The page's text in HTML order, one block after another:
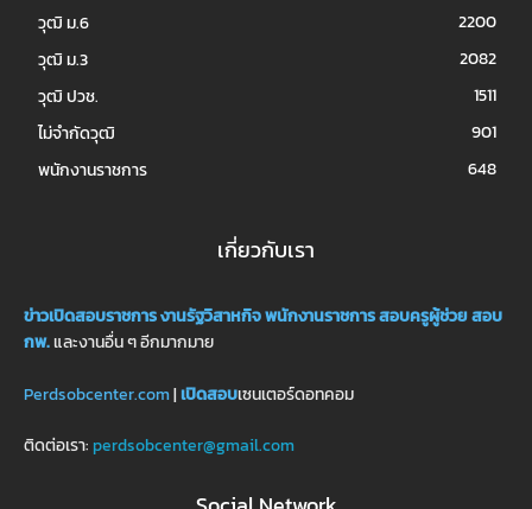
วุฒิ ม.6
2200
วุฒิ ม.3
2082
วุฒิ ปวช.
1511
ไม่จำกัดวุฒิ
901
พนักงานราชการ
648
เกี่ยวกับเรา
ข่าวเปิดสอบราชการงานรัฐวิสาหกิจพนักงานราชการสอบครูผู้ช่วยสอบ
กพ.และงานอื่น ๆ อีกมากมาย
Perdsobcenter.com|เปิดสอบเซนเตอร์ดอทคอม
ติดต่อเรา: perdsobcenter@gmail.com